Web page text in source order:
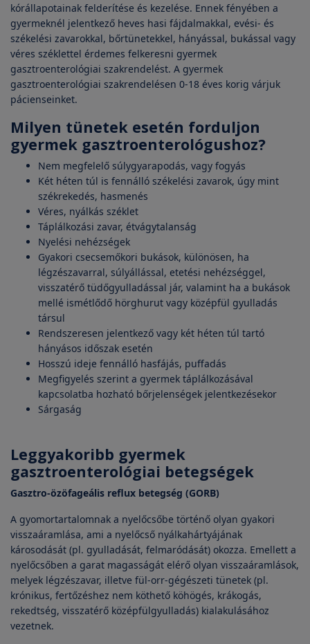
kórállapotainak felderítése és kezelése. Ennek fényében a
gyermeknél jelentkező heves hasi fájdalmakkal, evési- és
székelési zavarokkal, bőrtünetekkel, hányással, bukással vagy
véres széklettel érdemes felkeresni gyermek
gasztroenterológiai szakrendelést. A gyermek
gasztroenterológiai szakrendelésen 0-18 éves korig várjuk
pácienseinket.
Milyen tünetek esetén forduljon
gyermek gasztroenterológushoz?
Nem megfelelő súlygyarapodás, vagy fogyás
Két héten túl is fennálló székelési zavarok, úgy mint
székrekedés, hasmenés
Véres, nyálkás széklet
Táplálkozási zavar, étvágytalanság
Nyelési nehézségek
Gyakori csecsemőkori bukások, különösen, ha
légzészavarral, súlyállással, etetési nehézséggel,
visszatérő tüdőgyulladással jár, valamint ha a bukások
mellé ismétlődő hörghurut vagy középfül gyulladás
társul
Rendszeresen jelentkező vagy két héten túl tartó
hányásos időszak esetén
Hosszú ideje fennálló hasfájás, puffadás
Megfigyelés szerint a gyermek táplálkozásával
kapcsolatba hozható bőrjelenségek jelentkezésekor
Sárgaság
Leggyakoribb gyermek
gasztroenterológiai betegségek
Gasztro-özöfageális reflux betegség (GORB)
A gyomortartalomnak a nyelőcsőbe történő olyan gyakori
visszaáramlása, ami a nyelőcső nyálkahártyájának
károsodását (pl. gyulladását, felmaródását) okozza. Emellett a
nyelőcsőben a garat magasságát elérő olyan visszaáramlások,
melyek légzészavar, illetve fül-orr-gégészeti tünetek (pl.
krónikus, fertőzéshez nem köthető köhögés, krákogás,
rekedtség, visszatérő középfülgyulladás) kialakulásához
vezetnek.